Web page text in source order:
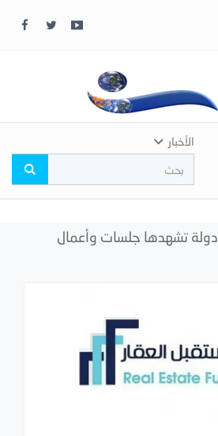
الأخبار
300 متحدث من 85 دولة تشهدها جلسات وأعمال